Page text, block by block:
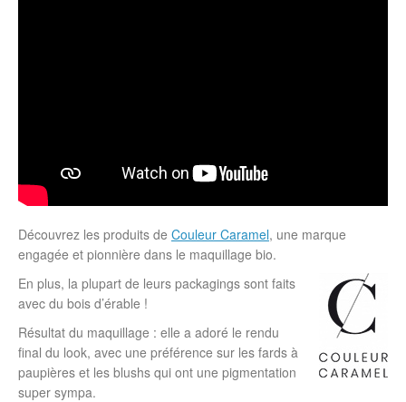
Découvrez les produits de Couleur Caramel, une marque
engagée et pionnière dans le maquillage bio.
En plus, la plupart de leurs packagings sont faits
avec du bois d’érable !
Résultat du maquillage : elle a adoré le rendu
final du look, avec une préférence sur les fards à
paupières et les blushs qui ont une pigmentation
super sympa.